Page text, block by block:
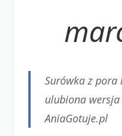
Surówka z pora
ulubiona
AniaGotuje.pl